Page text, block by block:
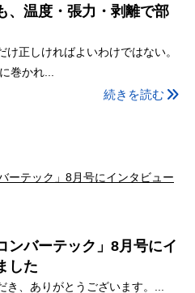
、温度・張力・剥離で部
正しければよいわけではない。
巻かれ...
続きを読む
ンバーテック」8月号にイ
した
き、ありがとうございます。...